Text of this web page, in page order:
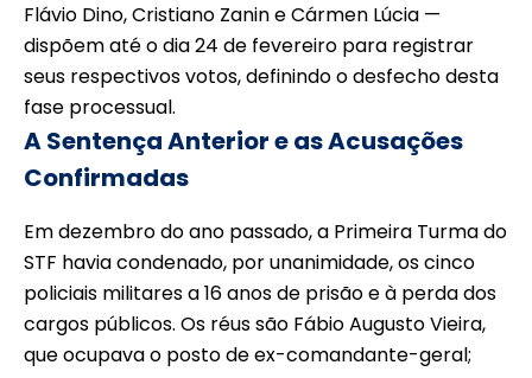
Flávio Dino, Cristiano Zanin e Cármen Lúcia —
dispõem até o dia 24 de fevereiro para registrar
seus respectivos votos, definindo o desfecho desta
fase processual.
A Sentença Anterior e as Acusações
Confirmadas
Em dezembro do ano passado, a Primeira Turma do
STF havia condenado, por unanimidade, os cinco
policiais militares a 16 anos de prisão e à perda dos
cargos públicos. Os réus são Fábio Augusto Vieira,
que ocupava o posto de ex-comandante-geral;